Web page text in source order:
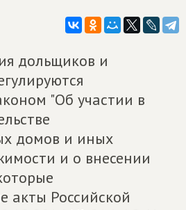
дольщиков и
"Об участии в
домов и иных
и о внесении
акты Российской